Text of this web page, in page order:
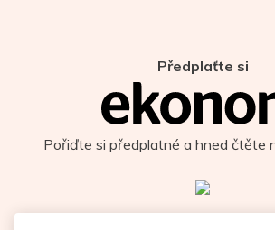
Předplaťte si
Pořiďte si předplatné a hned čtěte